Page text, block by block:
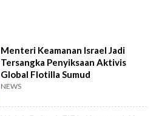
Menteri Keamanan Israel Jadi
Tersangka Penyiksaan Aktivis
Global Flotilla Sumud
NEWS